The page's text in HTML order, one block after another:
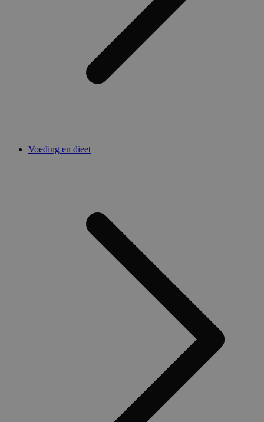
Voeding en dieet